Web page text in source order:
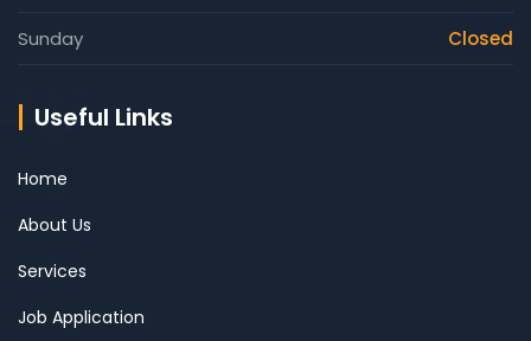
Sunday Closed
Useful Links
Home
About Us
Services
Job Application